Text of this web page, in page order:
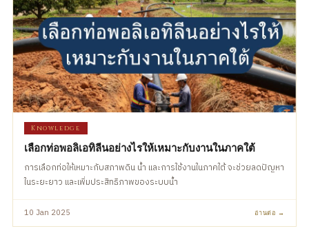
Knowledge
เลือกท่อพอลิเอทิลีนอย่างไรให้เหมาะกับงานในภาคใต้
การเลือกท่อให้เหมาะกับสภาพดิน น้ำ และการใช้งานในภาคใต้ จะช่วยลดปัญหา
ในระยะยาว และเพิ่มประสิทธิภาพของระบบน้ำ
10 Jan 2025 อ่านต่อ →